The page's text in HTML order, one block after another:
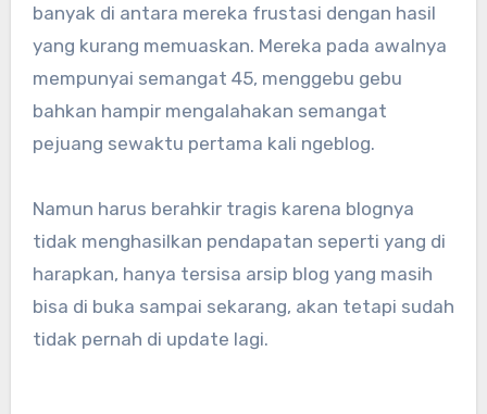
banyak di antara mereka frustasi dengan hasil
yang kurang memuaskan. Mereka pada awalnya
mempunyai semangat 45, menggebu gebu
bahkan hampir mengalahakan semangat
pejuang sewaktu pertama kali ngeblog.
Namun harus berahkir tragis karena blognya
tidak menghasilkan pendapatan seperti yang di
harapkan, hanya tersisa arsip blog yang masih
bisa di buka sampai sekarang, akan tetapi sudah
tidak pernah di update lagi.